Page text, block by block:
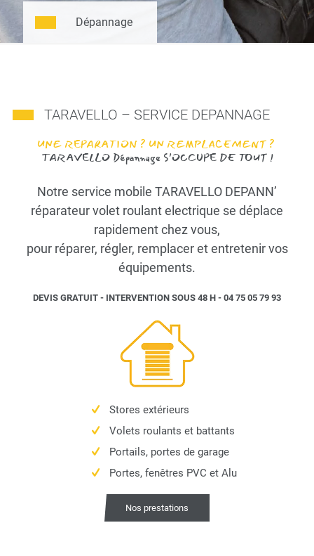
Dépannage
TARAVELLO – SERVICE DEPANNAGE
UNE REPARATION ? UN REMPLACEMENT ?
TARAVELLO Dépannage S’OCCUPE DE TOUT !
Notre service mobile TARAVELLO DEPANN’
réparateur volet roulant electrique se déplace
rapidement chez vous,
pour réparer, régler, remplacer et entretenir vos
équipements.
DEVIS GRATUIT - INTERVENTION SOUS 48 H - 04 75 05 79 93
Stores extérieurs
Volets roulants et battants
Portails, portes de garage
Portes, fenêtres PVC et Alu
Nos prestations